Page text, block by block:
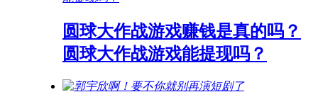
圆球大作战游戏赚钱是真的吗？
圆球大作战游戏能提现吗？